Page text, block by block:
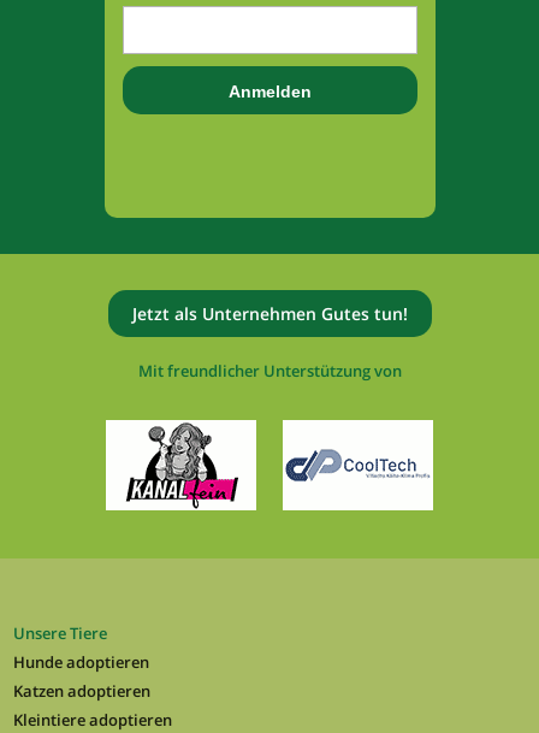
Jetzt als Unternehmen Gutes tun!
Mit freundlicher Unterstützung von
Unsere Tiere
Hunde adoptieren
Katzen adoptieren
Kleintiere adoptieren